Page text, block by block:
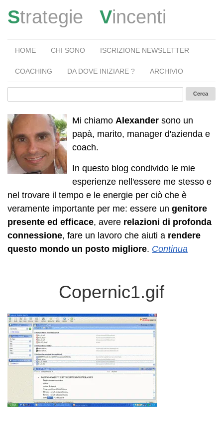
Strategie Vincenti
HOME CHI SONO ISCRIZIONE NEWSLETTER
COACHING DA DOVE INIZIARE ? ARCHIVIO
Mi chiamo Alexander sono un
papà, marito, manager d'azienda e
coach.
In questo blog condivido le mie
esperienze nell'essere me stesso e
nel trovare il tempo e le energie per ciò che è
veramente importante per me: essere un genitore
presente ed efficace, avere relazioni di profonda
connessione, fare un lavoro che aiuti a rendere
questo mondo un posto migliore. Continua
Copernic1.gif